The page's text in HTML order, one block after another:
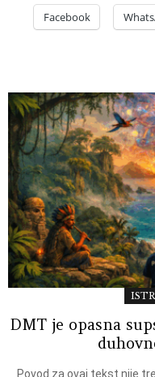
Facebook
DMT je opasna
Povod za ovaj tekst nije